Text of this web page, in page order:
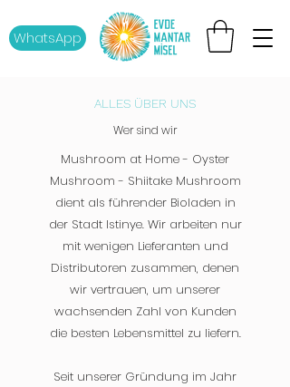
WhatsApp
ALLES ÜBER UNS
Wer sind wir
Mushroom at Home - Oyster
Mushroom - Shiitake Mushroom
dient als führender Bioladen in
der Stadt Istinye. Wir arbeiten nur
mit wenigen Lieferanten und
Distributoren zusammen, denen
wir vertrauen, um unserer
wachsenden Zahl von Kunden
die besten Lebensmittel zu liefern.
Seit unserer Gründung im Jahr